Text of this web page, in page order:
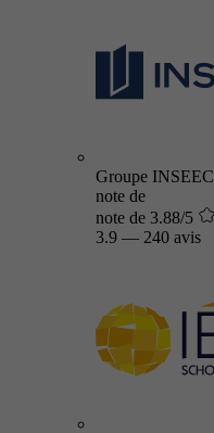
Groupe INSEEC
note de
note de 3.88/5
3.9 — 240 avis